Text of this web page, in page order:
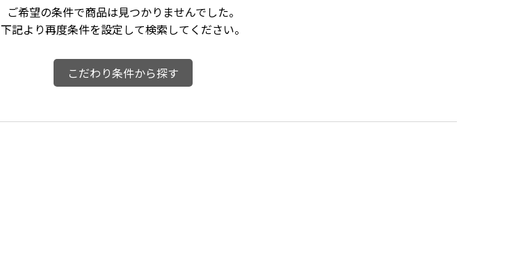
ご希望の条件で商品は見つかりませんでした。
下記より再度条件を設定して検索してください。
こだわり条件から探す